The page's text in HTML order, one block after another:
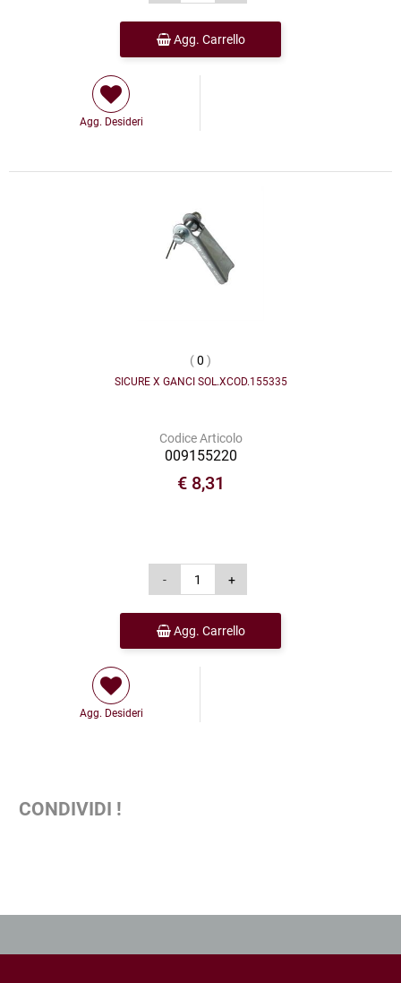
Agg. Carrello
Agg. Desideri
(0 )
SICURE X GANCI SOL.XCOD.155335
Codice Articolo
009155220
€ 8,31
Agg. Carrello
Agg. Desideri
CONDIVIDI !